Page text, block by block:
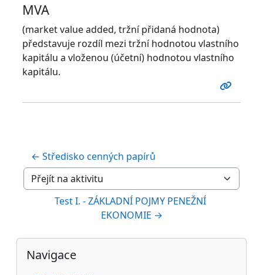
MVA
(market value added, tržní přidaná hodnota)
představuje rozdíl mezi tržní hodnotou vlastního
kapitálu a vloženou (účetní) hodnotou vlastního
kapitálu.
← Středisko cenných papírů
Přejít na aktivitu
Test I. - ZÁKLADNÍ POJMY PENEŽNÍ
EKONOMIE →
Bloky
Přeskočit: Navigace
Navigace